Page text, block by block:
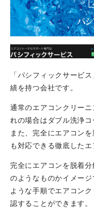
「パシフィックサービ
績を持つ会社です。
通常のエアコンクリー
れの場合はダブル洗浄コ
また、完全にエアコン
も対応できる徹底した
完全にエアコンを脱着
のようなものかイメー
ような手順でエアコン
認することができます。